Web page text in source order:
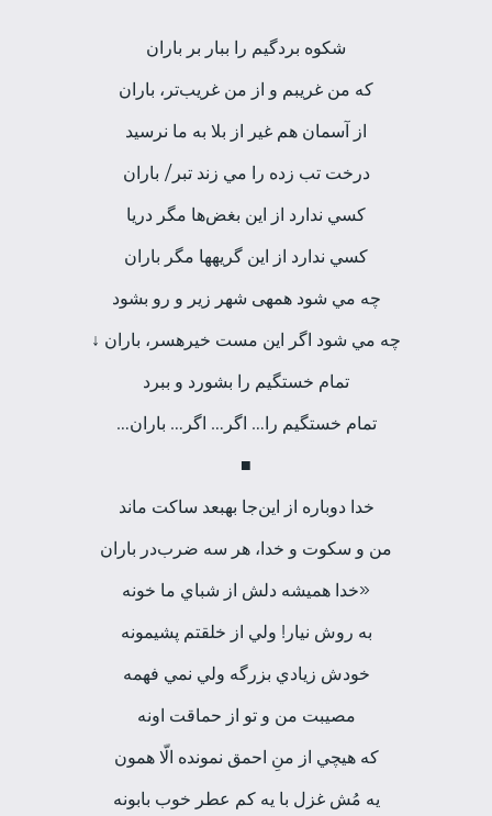
شكوه بردگيم را ببار بر باران
كه من غريبم و از من غريب‌تر، باران
از آسمان هم غير از بلا به ما نرسيد
درخت تب زده را مي زند تبر/ باران
كسي ندارد از اين بغض‌ها مگر دريا
كسي ندارد از اين گريه­ها مگر باران
چه مي شود همه­ی شهر زير و رو بشود
چه مي شود اگر اين مست خيره­سر، باران ↓
تمام خستگيم را بشورد و ببرد
تمام خستگيم را… اگر… اگر… باران…
■
خدا دوباره از اين‌جا به­بعد ساكت ماند
من و سكوت و خدا، هر سه ضرب‌در باران
«خدا هميشه دلش از شباي ما خونه
به روش نيار! ولي از خلقتم پشيمونه
خودش زيادي بزرگه ولي نمي فهمه
مصيبت من و تو از حماقت اونه
كه هيچي از منِ احمق نمونده الّا همون
يه مُش غزل با يه كم عطر خوب بابونه